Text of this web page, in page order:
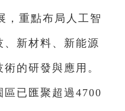
，重點布局人工智
新材料、新能源
的研發與應用。
已匯聚超過4700